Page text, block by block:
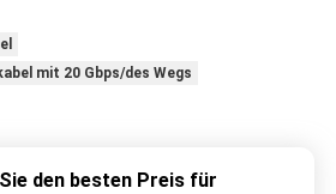
mit 20 Gbps/des Wegs
den besten Preis für